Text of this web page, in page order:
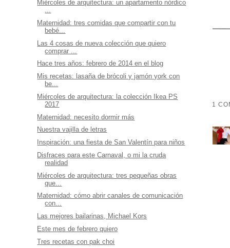
1
Miércoles de arquitectura: un apartamento nórdico
...
Maternidad: tres comidas que compartir con tu
bebé...
Las 4 cosas de nueva colección que quiero
comprar ...
Hace tres años: febrero de 2014 en el blog
Mis recetas: lasaña de brócoli y jamón york con
be...
Miércoles de arquitectura: la colección Ikea PS
2017
Maternidad: necesito dormir más
Nuestra vajilla de letras
Inspiración: una fiesta de San Valentín para niños
Disfraces para este Carnaval, o mi la cruda
realidad
Miércoles de arquitectura: tres pequeñas obras
que...
Maternidad: cómo abrir canales de comunicación
con...
Las mejores bailarinas, Michael Kors
Este mes de febrero quiero
Tres recetas con pak choi